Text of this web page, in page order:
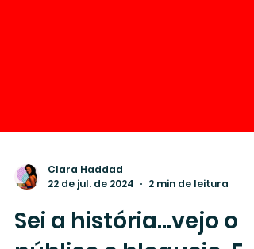
Clara Haddad
22 de jul. de 2024
2 min de leitura